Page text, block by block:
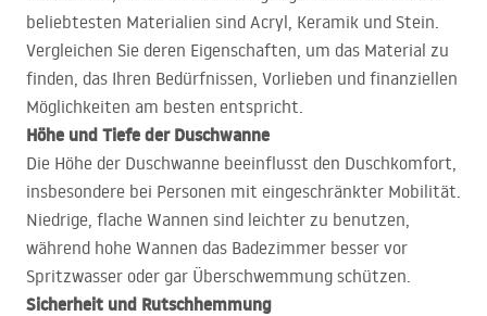
beliebtesten Materialien sind Acryl, Keramik und Stein.
Vergleichen Sie deren Eigenschaften, um das Material zu
finden, das Ihren Bedürfnissen, Vorlieben und finanziellen
Möglichkeiten am besten entspricht.
Höhe und Tiefe der Duschwanne
Die Höhe der Duschwanne beeinflusst den Duschkomfort,
insbesondere bei Personen mit eingeschränkter Mobilität.
Niedrige, flache Wannen sind leichter zu benutzen,
während hohe Wannen das Badezimmer besser vor
Spritzwasser oder gar Überschwemmung schützen.
Sicherheit und Rutschhemmung